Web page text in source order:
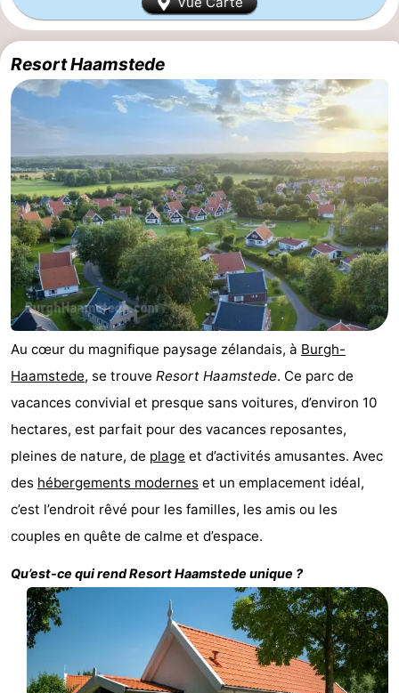
Greve
Zeeuwse
Kust
Campings
Chambre
d'hôtes
Chaumières
Buitenheem
-
De
Oase
-
Duinoord
-
Ginsterveld
-
Julianahoeve
-
Livingstone
-
Port
Greve
-
Port
Zélande
-
Resort
Haamstede
-
Résidence
't
Hof
-
Schouwen
-
Schouwse
Resort Haamstede
Au cœur du magnifique paysage zélandais, à Burgh-
Haamstede, se trouve Resort Haamstede. Ce parc de
vacances convivial et presque sans voitures, d’environ 10
hectares, est parfait pour des vacances reposantes,
pleines de nature, de plage et d’activités amusantes. Avec
des hébergements modernes et un emplacement idéal,
c’est l’endroit rêvé pour les familles, les amis ou les
couples en quête de calme et d’espace.
Qu’est-ce qui rendResort Haamstede unique ?